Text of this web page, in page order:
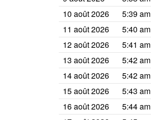
10 août 2026
5:39 am
11 août 2026
5:40 am
12 août 2026
5:41 am
13 août 2026
5:42 am
14 août 2026
5:42 am
15 août 2026
5:43 am
16 août 2026
5:44 am